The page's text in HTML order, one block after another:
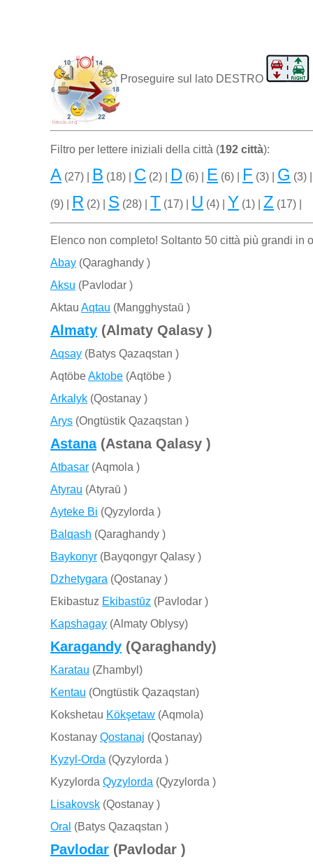
Proseguire sul lato DESTRO
Filtro per lettere iniziali della città (192 città):
A (27) | B (18) | C (2) | D (6) | E (6) | F (3) | G (3)
(9) | R (2) | S (28) | T (17) | U (4) | Y (1) | Z (17) |
Elenco non completo! Soltanto 50 città più grandi in
Abay (Qaraghandy )
Aksu (Pavlodar )
Aktau Aqtau (Mangghystaū )
Almaty (Almaty Qalasy )
Aqsay (Batys Qazaqstan )
AqtöbeAktobe (Aqtöbe )
Arkalyk (Qostanay )
Arys (Ongtüstik Qazaqstan )
Astana(Astana Qalasy )
Atbasar (Aqmola )
Atyrau (Atyraū )
Ayteke Bi (Qyzylorda )
Balqash (Qaraghandy )
Baykonyr (Bayqongyr Qalasy )
Dzhetygara (Qostanay )
Ekibastuz Ekibastūz (Pavlodar )
Kapshagay (Almaty Oblysy)
Karagandy (Qaraghandy)
Karatau (Zhambyl)
Kentau (Ongtüstik Qazaqstan)
Kokshetau Kökşetaw (Aqmola)
Kostanay Qostanaj (Qostanay)
Kyzyl-Orda (Qyzylorda )
Kyzylorda Qyzylorda (Qyzylorda )
Lisakovsk (Qostanay )
Oral (Batys Qazaqstan )
Pavlodar (Pavlodar )